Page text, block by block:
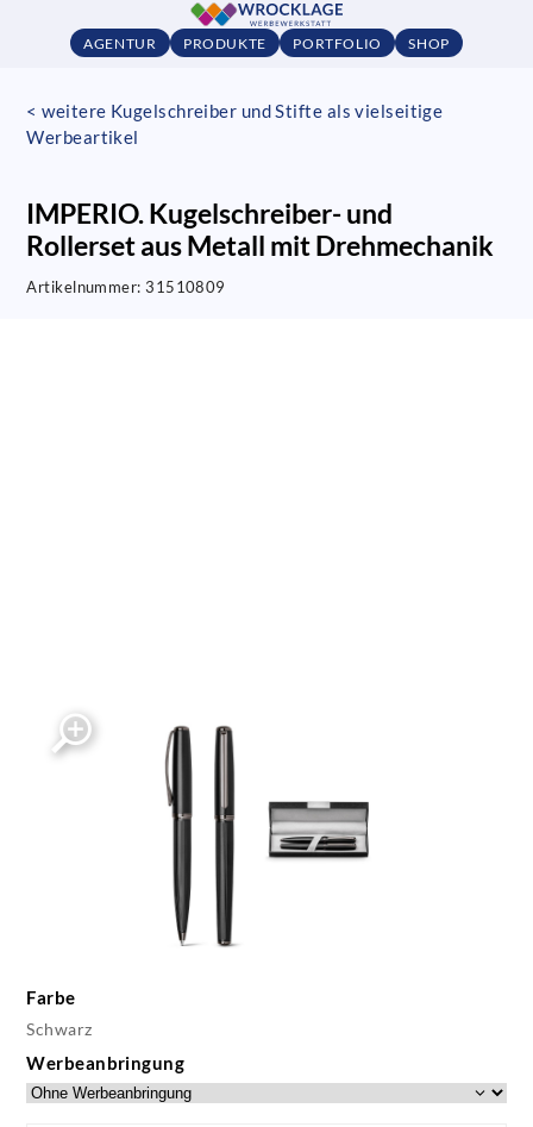
AGENTUR PRODUKTE PORTFOLIO SHOP
< weitere Kugelschreiber und Stifte als vielseitige
Werbeartikel
IMPERIO. Kugelschreiber- und
Rollerset aus Metall mit Drehmechanik
Artikelnummer:31510809
Farbe
Schwarz
Werbeanbringung